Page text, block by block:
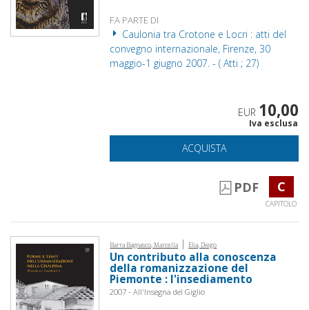
FA PARTE DI
Caulonia tra Crotone e Locri : atti del
convegno internazionale, Firenze, 30
maggio-1 giugno 2007. - ( Atti ; 27)
EUR 10,00
Iva esclusa
ACQUISTA
PDF C
CAPITOLO
Barra Bagnasco, Marcella | Elia, Diego
Un contributo alla conoscenza
della romanizzazione del
Piemonte : l'insediamento
2007 - All'Insegna del Giglio